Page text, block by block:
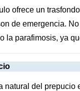
ofrece un
de emergencia.
la parafimosis, ya
natural del prepucio